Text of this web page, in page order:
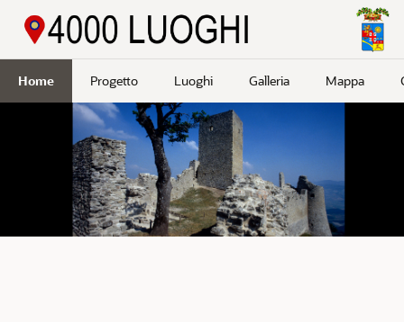
Home Progetto Luoghi Galleria Mappa